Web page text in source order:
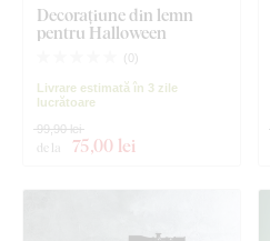
Decorațiune din lemn
pentru Halloween
( 0)
Livrare estimată în 3 zile
lucrătoare
de la 75,00 lei
99,90 lei